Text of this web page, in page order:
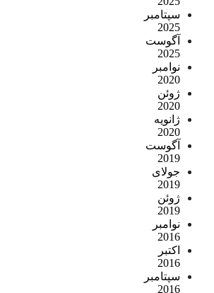
سپتامبر
2025
آگوست
2025
نوامبر
2020
ژوئن
2020
ژانویه
2020
آگوست
2019
جولای
2019
ژوئن
2019
نوامبر
2016
اکتبر
2016
سپتامبر
2016